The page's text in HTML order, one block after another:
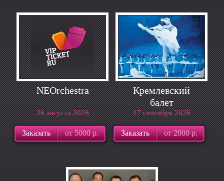
NEOrchestra
26 августа 2026
Заказать от 5000 р.
Кремлевский
балет
17 сентября 2026
Заказать от 2000 р.